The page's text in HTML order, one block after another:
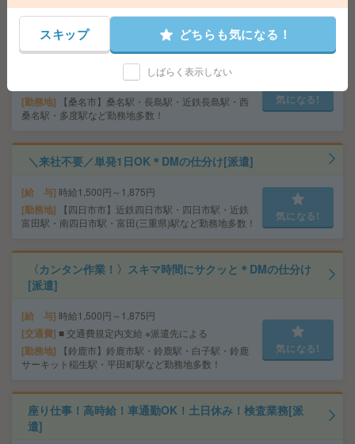
《単発1日OK！日払い可》＊チラシのモクモクシール貼
り[派遣]
時給1,500円～1,875円
■ 交通費規定内支給 ※派遣先による
勤務地
【桑名市】桑名駅・長島駅・近鉄長島駅・西
桑名駅・多度駅など勤務地多数！
気になる!
＼来社不要／単発1日OK＊DMの仕分け[派遣]
給 与 時給1,500円～1,875円
勤務地
【四日市市】近鉄四日市駅・四日市駅・近鉄
富田駅・南四日市駅・富田(三重県)駅など勤務地多数！
気になる!
〈カンタン作業！〉スキマ時間にサクッと＊DMの仕分け
[派遣]
給 与 時給1,500円～1,875円
交通費 ■ 交通費規定内支給 ※派遣先による
勤務地
【鈴鹿市】鈴鹿市駅・鈴鹿駅・白子駅・鈴鹿
サーキット稲生駅・平田町駅など勤務地多数！
気になる!
座り仕事！高時給！車通勤OK！土日休み！検査業務[派
遣]
スキップ どちらも気になる！
しばらく表示しない